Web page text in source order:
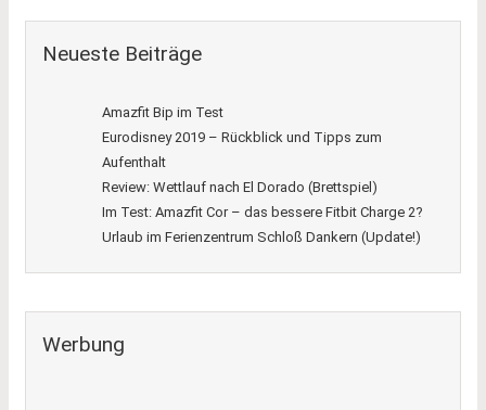
Neueste Beiträge
Amazfit Bip im Test
Eurodisney 2019 – Rückblick und Tipps zum
Aufenthalt
Review: Wettlauf nach El Dorado (Brettspiel)
Im Test: Amazfit Cor – das bessere Fitbit Charge 2?
Urlaub im Ferienzentrum Schloß Dankern (Update!)
Werbung